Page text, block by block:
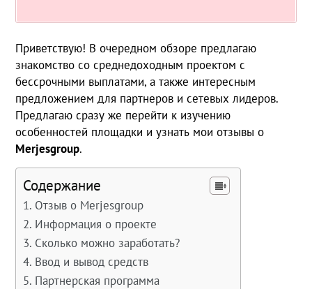
Приветствую! В очередном обзоре предлагаю
знакомство со среднедоходным проектом с
бессрочными выплатами, а также интересным
предложением для партнеров и сетевых лидеров.
Предлагаю сразу же перейти к изучению
особенностей площадки и узнать мои отзывы о
Merjesgroup.
Содержание
Отзыв о Merjesgroup
Информация о проекте
Сколько можно заработать?
Ввод и вывод средств
Партнерская программа